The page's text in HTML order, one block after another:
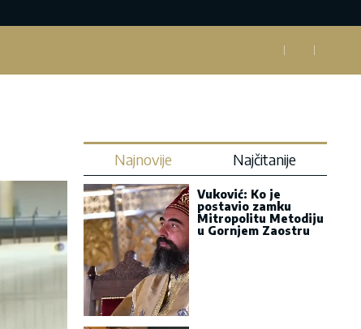
Najnovije Najčitanije
Vuković: Ko je
postavio zamku
Mitropolitu Metodiju
u Gornjem Zaostru